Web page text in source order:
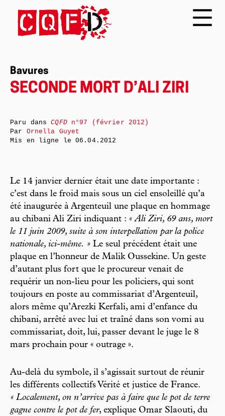
Bavures
SECONDE MORT D’ALI ZIRI
Le 14 janvier dernier était une date importante :
c’est dans le froid mais sous un ciel ensoleillé qu’a
été inaugurée à Argenteuil une plaque en hommage
au chibani Ali Ziri indiquant : « Ali Ziri, 69 ans, mort
le 11 juin 2009, suite à son interpellation par la police
nationale, ici-même. » Le seul précédent était une
plaque en l’honneur de Malik Oussekine. Un geste
d’autant plus fort que le procureur venait de
requérir un non-lieu pour les policiers, qui sont
toujours en poste au commissariat d’Argenteuil,
alors même qu’Arezki Kerfali, ami d’enfance du
chibani, arrêté avec lui et traîné dans son vomi au
commissariat, doit, lui, passer devant le juge le 8
mars prochain pour « outrage ».
Au-delà du symbole, il s’agissait surtout de réunir
les différents collectifs Vérité et justice de France.
« Localement, on n’arrive pas à faire que le pot de terre
gagne contre le pot de fer, explique Omar Slaouti, du
Paru dansCQFDn°97 (février 2012)
Par Ornella Guyet
Mis en ligne le06.04.2012